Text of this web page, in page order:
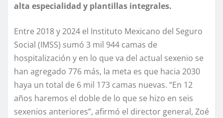
alta especialidad y plantillas integrales.
Entre 2018 y 2024 el Instituto Mexicano del Seguro
Social (IMSS) sumó 3 mil 944 camas de
hospitalización y en lo que va del actual sexenio se
han agregado 776 más, la meta es que hacia 2030
haya un total de 6 mil 173 camas nuevas. “En 12
años haremos el doble de lo que se hizo en seis
sexenios anteriores”, afirmó el director general, Zoé